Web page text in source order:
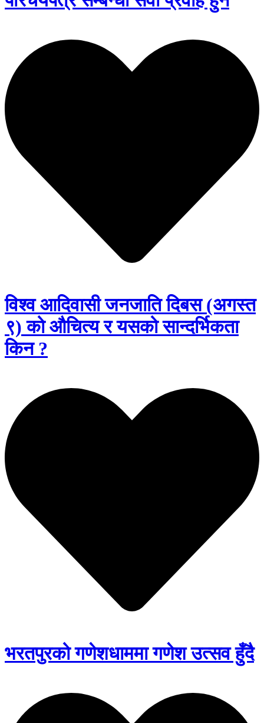
विश्व आदिवासी जनजाति दिबस (अगस्त
९) को औचित्य र यसको सान्दर्भिकता
किन ?
भरतपुरको गणेशधाममा गणेश उत्सव हुँदै